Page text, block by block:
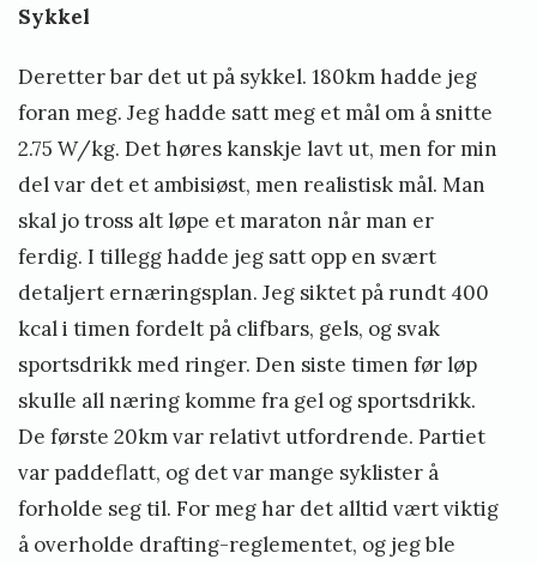
Sykkel
Deretter bar det ut på sykkel. 180km hadde jeg
foran meg. Jeg hadde satt meg et mål om å snitte
2.75 W/kg. Det høres kanskje lavt ut, men for min
del var det et ambisiøst, men realistisk mål. Man
skal jo tross alt løpe et maraton når man er
ferdig. I tillegg hadde jeg satt opp en svært
detaljert ernæringsplan. Jeg siktet på rundt 400
kcal i timen fordelt på clifbars, gels, og svak
sportsdrikk med ringer. Den siste timen før løp
skulle all næring komme fra gel og sportsdrikk.
De første 20km var relativt utfordrende. Partiet
var paddeflatt, og det var mange syklister å
forholde seg til. For meg har det alltid vært viktig
å overholde drafting-reglementet, og jeg ble